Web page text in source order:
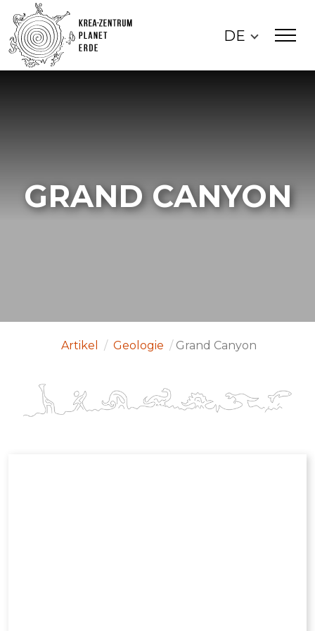
DE
GRAND CANYON
Artikel / Geologie / Grand Canyon